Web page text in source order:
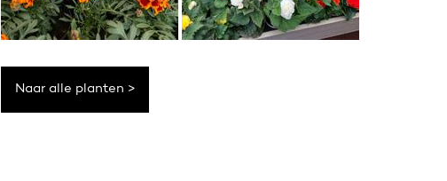
Naar alle planten >